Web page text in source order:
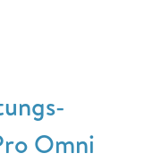
Omni